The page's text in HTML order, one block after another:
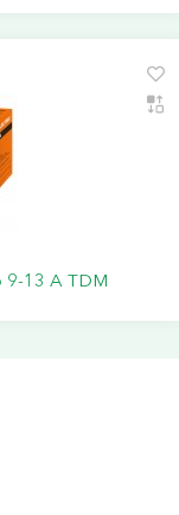
9-13 А TDM